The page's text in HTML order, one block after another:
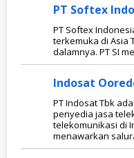
PT Softex
PT Softex
terkemuka di Asia
dalamnya. PT SI
Indosat
PT Indosat Tbk
penyedia jasa
telekomunikasi di
menawarkan